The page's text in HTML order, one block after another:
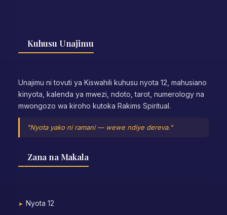
Kuhusu Unajimu
Unajimu ni tovuti ya Kiswahili kuhusu nyota 12, mahusiano
kinyota, kalenda ya mwezi, ndoto, tarot, numerology na
mwongozo wa kiroho kutoka Rakims Spiritual.
"Nyota yako ni ramani — wewe ndiye dereva."
Zana na Makala
Nyota 12